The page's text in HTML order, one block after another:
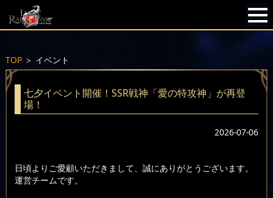
TOP＞ イベント
七夕イベント開催！SSR戦神「愛の特攻神」が再登
場！
2026-07-06
日頃よりご愛顧いただきまして、誠にありがとうございます。
運営チームです。